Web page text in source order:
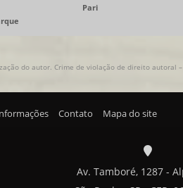
Pari
do autor. Crime de violação de direito autoral
Contato Mapa do site
Av. Tamboré, 1287 -